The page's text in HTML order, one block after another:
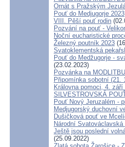
Ornát s Pražským
Pouť do Medjugorje 2023
VIII. Pěší pouť rodin
Pozvání na pouť -
Noční eucharistické
Železný poutník 2023
Svatoklementská
Pouť do Medžugorje -
(23.02.2023)
Pozvánka na
Připomínka sobotní (21.
Královna pomoci, 4.
SILVESTROVSKÁ
Pouť Nový Jeruzalém -
Medjugorský duchovní
Dušičková pouť ve
Národní
Ještě jsou poslední
(25.09.2022)